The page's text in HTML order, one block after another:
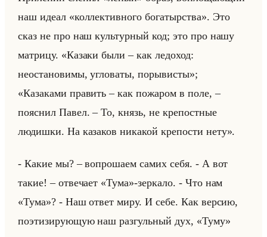
наш идеал «коллективного богатырства». Это
сказ не про наш культур­ный код; это про нашу
мат­ри­цу. «Казаки были – как ледоход:
неостановимы, угловаты, порывисты»;
«Казаками править – как пожаром в поле, –
пояснил Павел. – То, князь, не крепостные
людишки. На казаков никакой крепости нету».
- Какие мы? – во­про­ша­ем самих себя. - А вот
такие! – от­ве­ча­ет «Тума»-зер­ка­ло. - Что нам
«Тума»? - Наш ответ миру. И себе. Как вер­сию,
по­эти­зи­ру­ющую наш раз­гульный дух, «Туму»